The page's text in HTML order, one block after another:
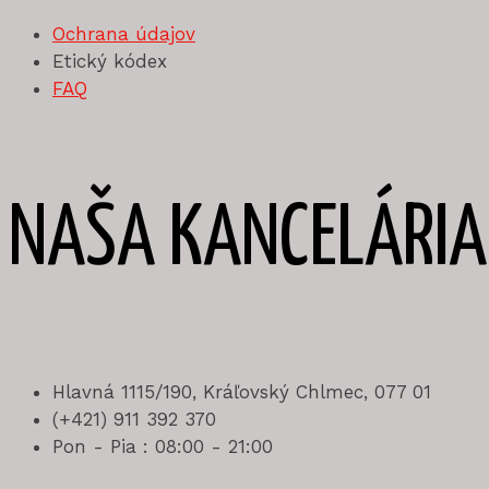
Ochrana údajov
Etický kódex
FAQ
NAŠA
Hlavná 1115/190, Kráľovský Chlmec, 077 01
(+421) 911 392 370
Pon - Pia : 08:00 - 21:00